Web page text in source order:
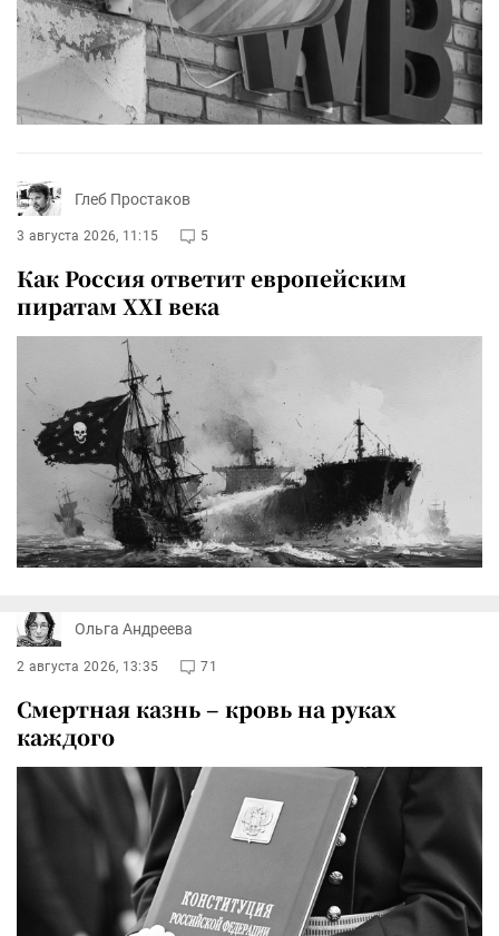
Глеб Простаков
3 августа 2026, 11:15 5
Как Россия ответит европейским
пиратам XXI века
Ольга Андреева
2 августа 2026, 13:35 71
Смертная казнь – кровь на руках
каждого